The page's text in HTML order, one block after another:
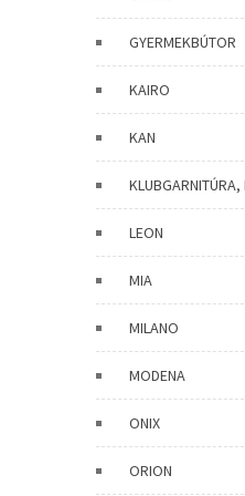
GYERMEKBÚTOR
KAIRO
KAN
LEON
MIA
MILANO
MODENA
ONIX
ORION